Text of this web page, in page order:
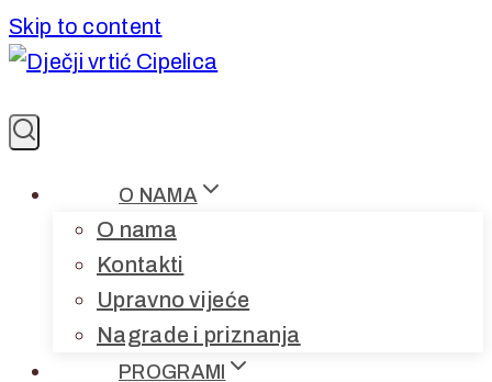
Skip to content
O NAMA
O nama
Kontakti
Upravno vijeće
Nagrade i priznanja
PROGRAMI